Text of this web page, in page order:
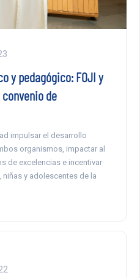
y pedagógico: FOJI y
de
impulsar el desarrollo
organismos, impactar al
de excelencias e incentivar
y adolescentes de la